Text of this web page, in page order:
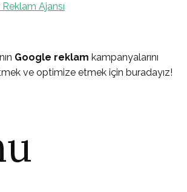
Ajansı
Google reklam kampanyalarını
ve optimize etmek için buradayız!